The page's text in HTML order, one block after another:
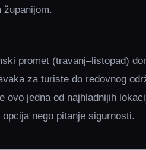
županijom.
promet (travanj–listopad)
za turiste do redovnog
ovo jedna od najhladnijih
nego pitanje sigurnosti.